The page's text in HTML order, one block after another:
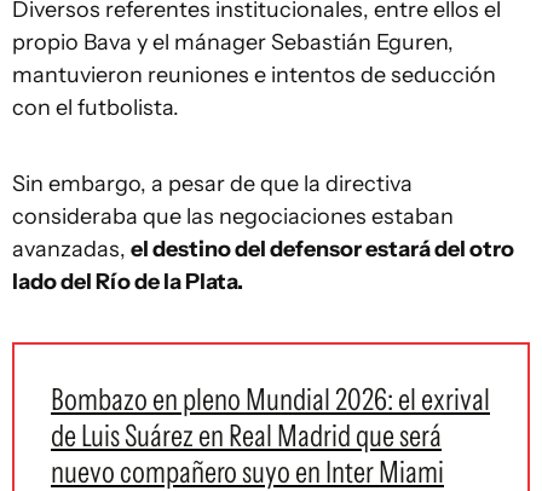
Diversos referentes institucionales, entre ellos el
propio Bava y el mánager Sebastián Eguren,
mantuvieron reuniones e intentos de seducción
con el futbolista.
Sin embargo, a pesar de que la directiva
consideraba que las negociaciones estaban
avanzadas, el destino del defensor estará del otro
lado del Río de la Plata.
Bombazo en pleno Mundial 2026: el exrival
de Luis Suárez en Real Madrid que será
nuevo compañero suyo en Inter Miami